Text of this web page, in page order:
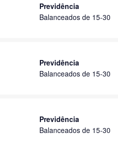
Previdência
Balanceados de 15-30
Previdência
Balanceados de 15-30
Previdência
Balanceados de 15-30